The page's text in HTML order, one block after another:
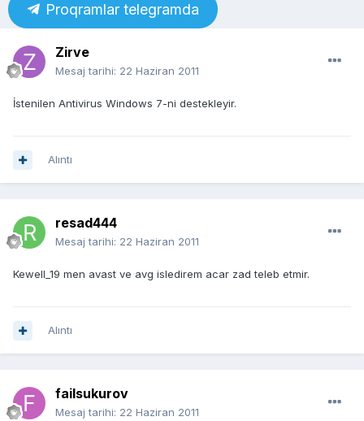
Proqramlar telegramda
Zirve
Mesaj tarihi: 22 Haziran 2011
İstenilen Antivirus Windows 7-ni destekleyir.
Alıntı
resad444
Mesaj tarihi: 22 Haziran 2011
Kewell_19 men avast ve avg isledirem acar zad teleb etmir.
Alıntı
failsukurov
Mesaj tarihi: 22 Haziran 2011